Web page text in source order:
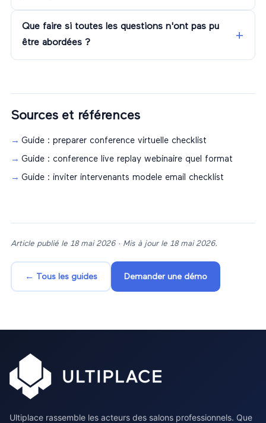
Que faire si toutes les questions n'ont pas pu
être abordées ?
Sources et références
Guide : preparer conference virtuelle checklist
Guide : conference live replay webinaire quel format
Guide : inviter intervenants modele email checklist
Article publié le 18 mai 2026· Mis à jour le 18 mai 2026.
← Tous les guides Demander une démo
Ultiplace rassemble les acteurs des salons professionnels. Que